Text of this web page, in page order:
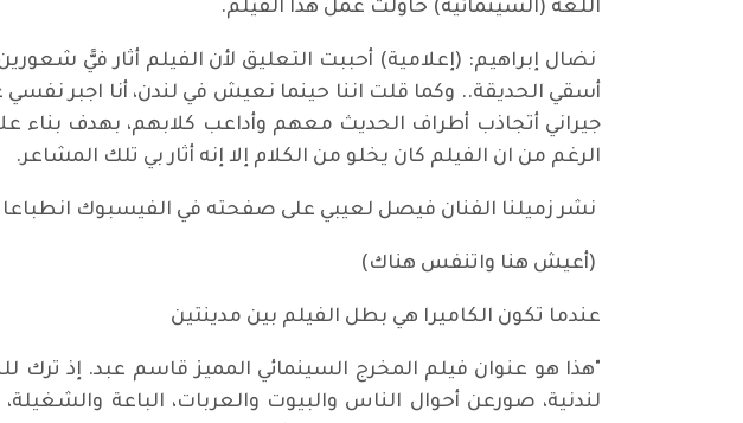
اللغة (السينمائية) حاولت عمل هذا الفيلم.
نضال إبراهيم: (إعلامية) أحببت التعليق لأن الفيلم أثار فيًّ
أسقي الحديقة.. وكما قلت اننا حينما نعيش في لندن، أنا اجبر
جيراني أتجاذب أطراف الحديث معهم وأداعب كلابهم، بهدف
الرغم من ان الفيلم كان يخلو من الكلام إلا إنه أثار بي تلك المشاعر.
نشر زميلنا الفنان فيصل لعيبي على صفحته في الفيسبوك
(أعيش هنا واتنفس هناك)
عندما تكون الكاميرا هي بطل الفيلم بين مدينتين
"هذا هو عنوان فيلم المخرج السينمائي المميز قاسم عبد. إذ ترك
لندنية، صورعن أحوال الناس والبيوت والعربات، الباعة